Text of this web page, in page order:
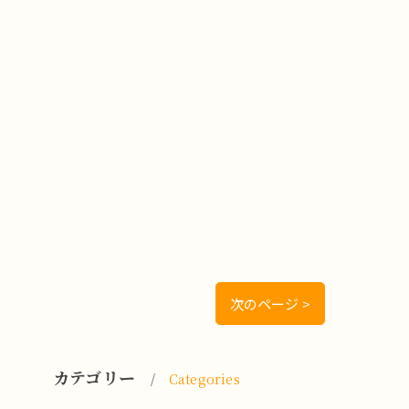
次のページ >
カテゴリー Categories